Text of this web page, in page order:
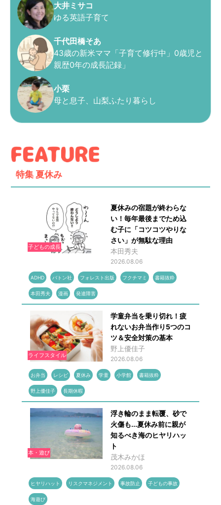
大井ミサコ
ゆる英語子育て
千代田橋そあ
43歳の新米ママ「子育て修行中」0歳児と
親歴0年の成長記録」
小栗
母と息子、山梨ふたり暮らし
特集 夏休み
子どもの成長
夏休みの宿題が終わらな
い！毎年最後までため込
む子に「コツコツやりな
さい」が無駄な理由
本田秀夫
2026.08.06
ADHD バトン社 フォレスト出版 フクチマミ 書籍抜粋
本田秀夫 漫画 発達障害
ライフスタイル
学童弁当を乗り切れ！疲
れないお弁当作り5つのコ
ツ＆安全対策の基本
野上優佳子
2026.08.06
お弁当 レシピ 夏休み 学童 小学館 書籍抜粋
野上優佳子 長期休暇
本・遊び
浮き輪のまま転覆、砂で
火傷も...夏休み前に親が
知るべき海のヒヤリハッ
ト
茂木みかほ
2026.08.06
ヒヤリハット リスクマネジメント 事故防止 子どもの事故
海遊び